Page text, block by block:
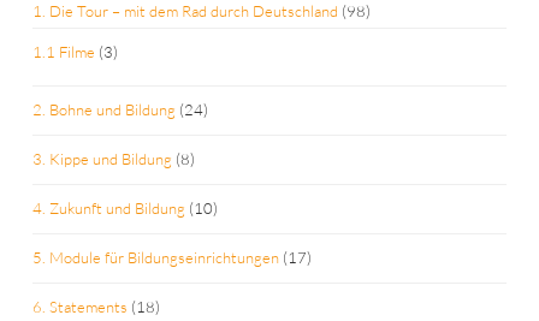
1. Die Tour – mit dem Rad durch Deutschland (98)
1.1 Filme (3)
2. Bohne und Bildung (24)
3. Kippe und Bildung (8)
4. Zukunft und Bildung (10)
5. Module für Bildungseinrichtungen (17)
6. Statements (18)